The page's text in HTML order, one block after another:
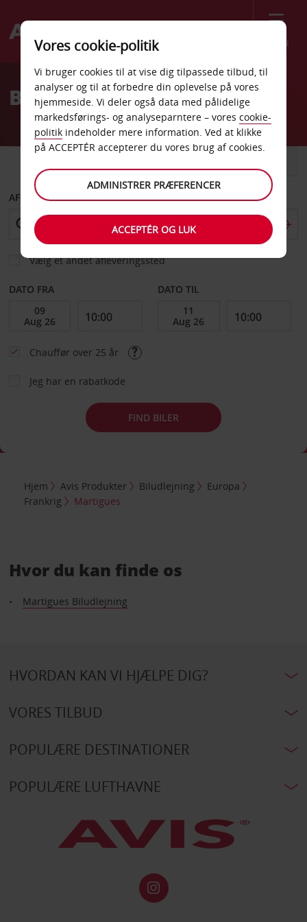
Menu
Welcome
AvisBilleje Martigues
AFHENT FRA
Vælg et andet afleveringssted
DATO FRA DATO TIL
Chauffør over 25 år
Jeg har en rabatkode
FIND BILER
Hjem Avis Produkter Biludlejning
Europa
Frankrig
Martigues
Hvor du kan finde os
Martigues Biludlejning
HVORDAN KAN VI HJÆLPE DIG?
VORES TILBUD
POPULÆRE DESTINATIONER
POPULÆRE LUFTHAVNE
Vores cookie-politik
Vi bruger cookies til at vise dig tilpassede tilbud, til
analyser og til at forbedre din oplevelse på vores
hjemmeside. Vi deler også data med pålidelige
markedsførings- og analyseparntere – vores cookie-
politik indeholder mere information. Ved at klikke
på ACCEPTÉR accepterer du vores brug af cookies.
ADMINISTRER PRÆFERENCER
ACCEPTÉR OG LUK